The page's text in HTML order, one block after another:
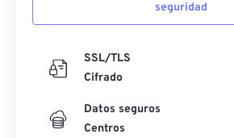
seguridad
SSL/TLS
Cifrado
Datos seguros
Centros